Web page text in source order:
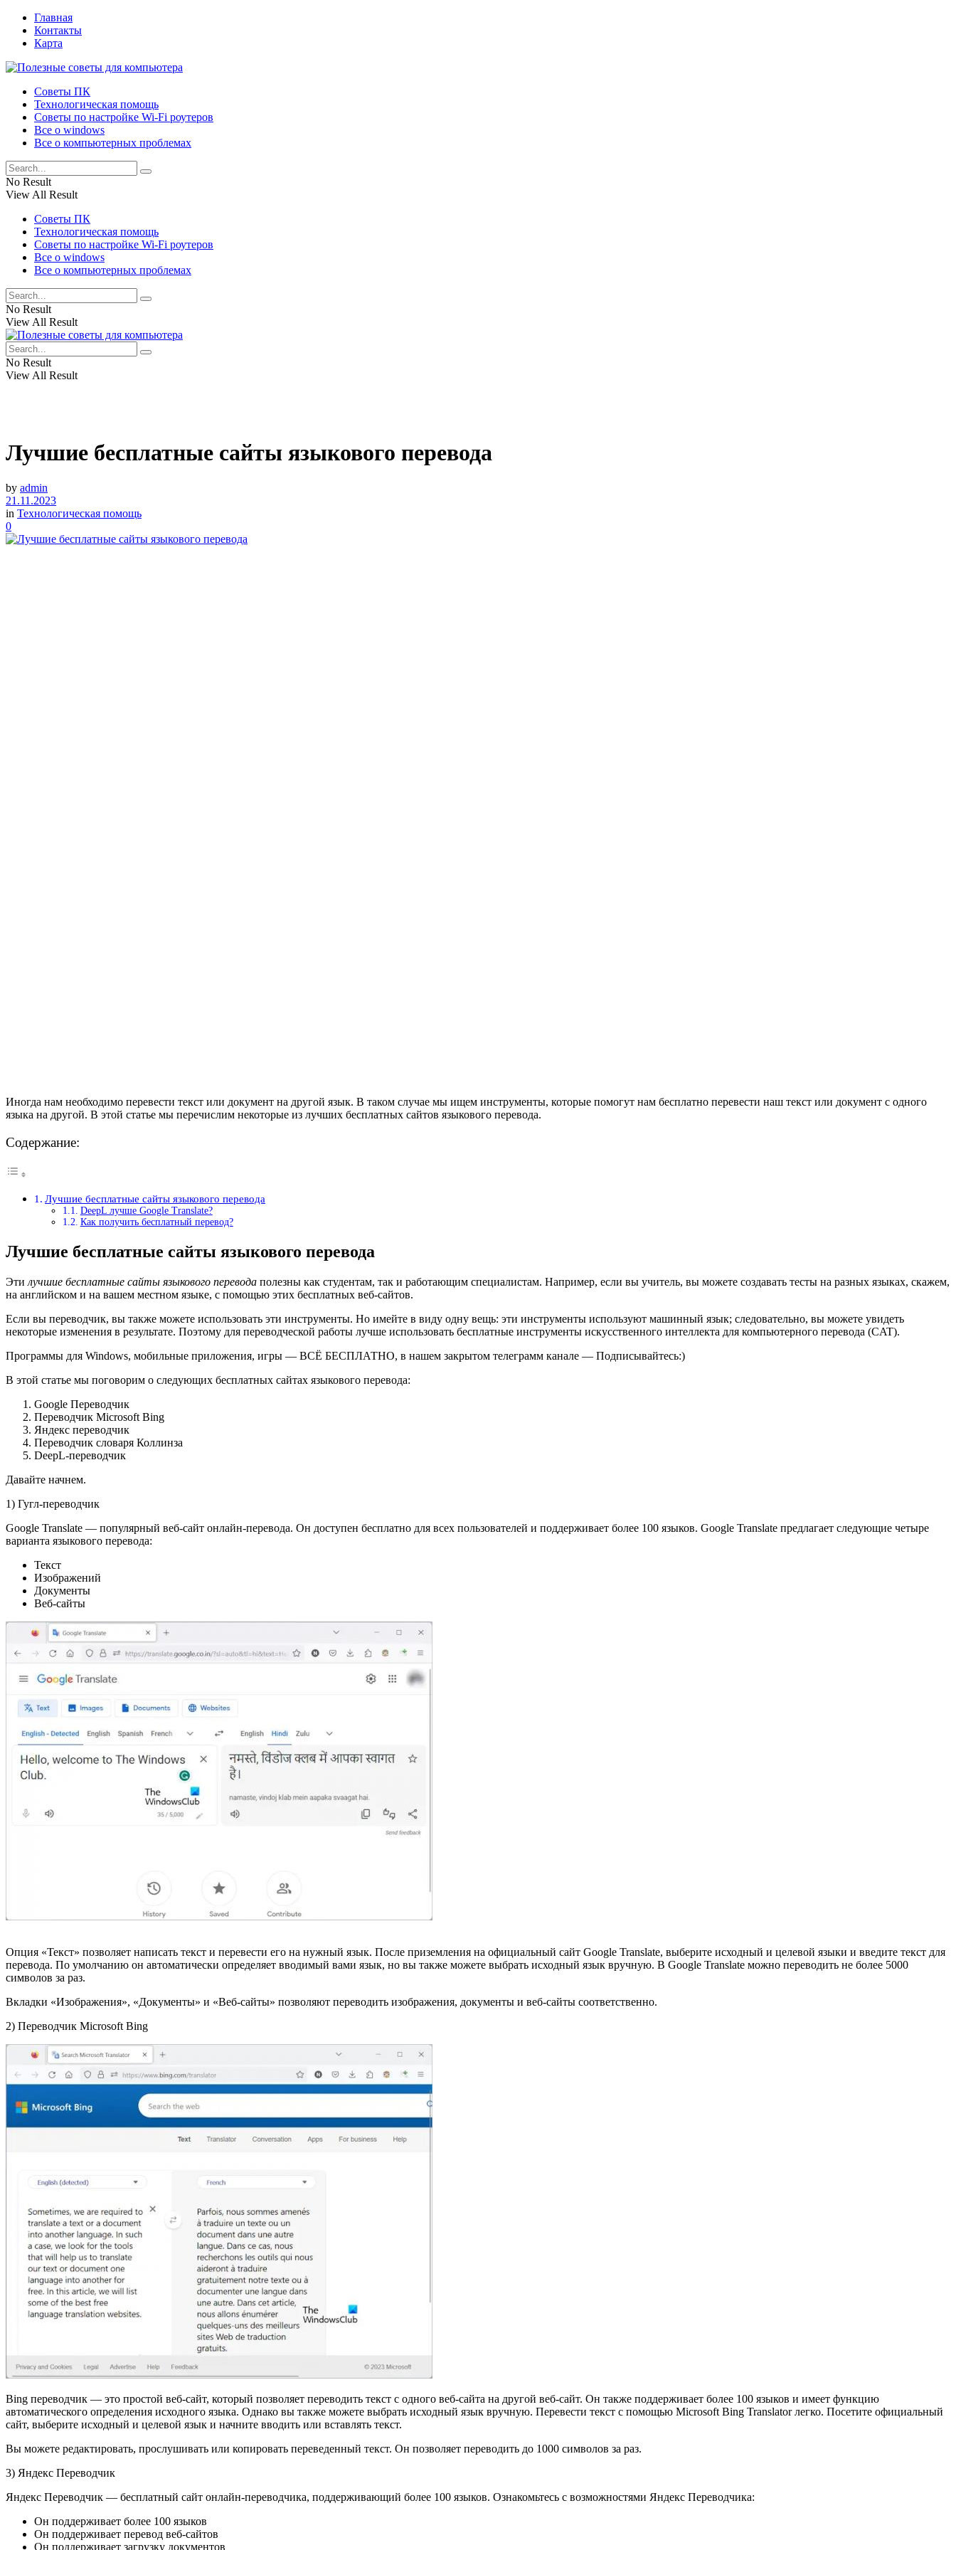
Главная
Контакты
Карта
Советы ПК
Технологическая помощь
Советы по настройке Wi-Fi роутеров
Все о windows
Все о компьютерных проблемах
No Result
View All Result
Советы ПК
Технологическая помощь
Советы по настройке Wi-Fi роутеров
Все о windows
Все о компьютерных проблемах
No Result
View All Result
No Result
View All Result
Лучшие бесплатные сайты языкового перевода
by admin
21.11.2023
in Технологическая помощь
0
Иногда нам необходимо перевести текст или документ на другой язык. В таком случае мы ищем инструменты, которые помогут нам бесплатно перевести наш текст или документ с одного
языка на другой. В этой статье мы перечислим некоторые из лучших бесплатных сайтов языкового перевода.
Содержание:
Лучшие бесплатные сайты языкового перевода
DeepL лучше Google Translate?
Как получить бесплатный перевод?
Лучшие бесплатные сайты языкового перевода
Эти лучшие бесплатные сайты языкового перевода полезны как студентам, так и работающим специалистам. Например, если вы учитель, вы можете создавать тесты на разных языках, скажем,
на английском и на вашем местном языке, с помощью этих бесплатных веб-сайтов.
Если вы переводчик, вы также можете использовать эти инструменты. Но имейте в виду одну вещь: эти инструменты используют машинный язык; следовательно, вы можете увидеть
некоторые изменения в результате. Поэтому для переводческой работы лучше использовать бесплатные инструменты искусственного интеллекта для компьютерного перевода (CAT).
Программы для Windows, мобильные приложения, игры — ВСЁ БЕСПЛАТНО, в нашем закрытом телеграмм канале — Подписывайтесь:)
В этой статье мы поговорим о следующих бесплатных сайтах языкового перевода:
Google Переводчик
Переводчик Microsoft Bing
Яндекс переводчик
Переводчик словаря Коллинза
DeepL-переводчик
Давайте начнем.
1) Гугл-переводчик
Google Translate — популярный веб-сайт онлайн-перевода. Он доступен бесплатно для всех пользователей и поддерживает более 100 языков. Google Translate предлагает следующие четыре
варианта языкового перевода:
Текст
Изображений
Документы
Веб-сайты
Опция «Текст» позволяет написать текст и перевести его на нужный язык. После приземления на официальный сайт Google Translate, выберите исходный и целевой языки и введите текст для
перевода. По умолчанию он автоматически определяет вводимый вами язык, но вы также можете выбрать исходный язык вручную. В Google Translate можно переводить не более 5000
символов за раз.
Вкладки «Изображения», «Документы» и «Веб-сайты» позволяют переводить изображения, документы и веб-сайты соответственно.
2) Переводчик Microsoft Bing
Bing переводчик — это простой веб-сайт, который позволяет переводить текст с одного веб-сайта на другой веб-сайт. Он также поддерживает более 100 языков и имеет функцию
автоматического определения исходного языка. Однако вы также можете выбрать исходный язык вручную. Перевести текст с помощью Microsoft Bing Translator легко. Посетите официальный
сайт, выберите исходный и целевой язык и начните вводить или вставлять текст.
Вы можете редактировать, прослушивать или копировать переведенный текст. Он позволяет переводить до 1000 символов за раз.
3) Яндекс Переводчик
Яндекс Переводчик — бесплатный сайт онлайн-переводчика, поддерживающий более 100 языков. Ознакомьтесь с возможностями Яндекс Переводчика:
Он поддерживает более 100 языков
Он поддерживает перевод веб-сайтов
Он поддерживает загрузку документов